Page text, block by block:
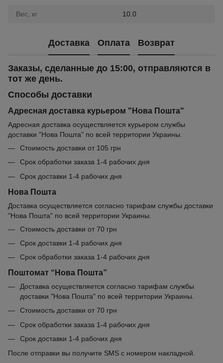
Вес, кг 10.0
Доставка Оплата Возврат
Заказы, сделанные до 15:00, отправляются в
тот же день.
Способы доставки
Адресная доставка курьером "Нова Пошта"
Адресная доставка осуществляется курьером службы
доставки "Нова Пошта" по всей территории Украины.
Стоимость доставки от 105 грн
Срок обработки заказа 1-4 рабочих дня
Срок доставки 1-4 рабочих дня
Нова Пошта
Доставка осуществляется согласно тарифам службы доставки
"Нова Пошта" по всей территории Украины.
Стоимость доставки от 70 грн
Срок доставки 1-4 рабочих дня
Срок обработки заказа 1-4 рабочих дня
Поштомат “Нова Пошта”
Доставка осуществляется согласно тарифам службы
доставки "Нова Пошта" по всей территории Украины.
Стоимость доставки от 70 грн
Срок обработки заказа 1-4 рабочих дня
Срок доставки 1-4 рабочих дня
После отправки вы получите SMS с номером накладной.